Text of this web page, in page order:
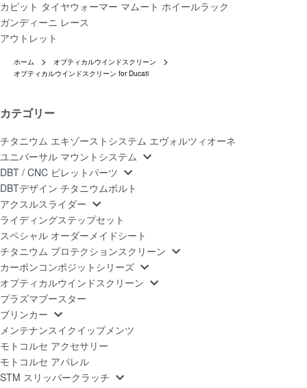
カピット タイヤウォーマー マムート ホイールラック
ガンディーニ レース
アウトレット
ホーム
オプティカルウインドスクリーン
オプティカルウインドスクリーン for Ducati
カテゴリー
チタニウム エキゾーストシステム エヴォルツィオーネ
ユニバーサル マウントシステム
DBT / CNC ビレットパーツ
DBTデザイン チタニウムボルト
アクスルスライダー
ライディングステップセット
スペシャル オーダーメイドシート
チタニウム プロテクションスクリーン
カーボンコンポジットシリーズ
オプティカルウインドスクリーン
プラズマブースター
ブリンカー
メンテナンスイクイップメンツ
モトコルセ アクセサリー
モトコルセ アパレル
STM スリッパークラッチ